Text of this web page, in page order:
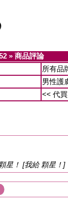
» 商品評論
所有品
男性護
<< 代
[我給 顆星！]